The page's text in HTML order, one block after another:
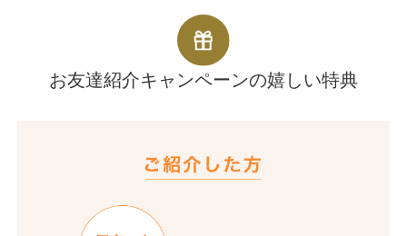
お友達紹介キャンペーンの嬉しい特典